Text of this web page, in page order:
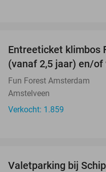
Entreeticket klimbos
(vanaf 2,5 jaar) en/
Fun Forest Amsterdam
Amstelveen
Verkocht: 1.859
Valetparking bij